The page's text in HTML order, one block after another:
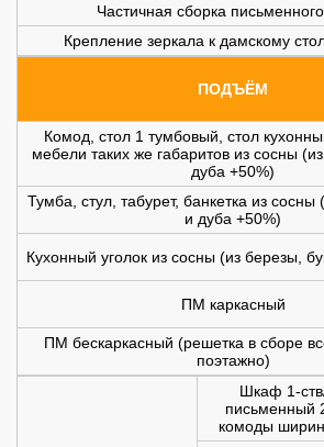
Частичная сборка
Крепление зеркала к дамскому
ПОДЪЁМ
Комод, стол 1 тумбовый, стол
мебели таких же габаритов из сосны
дуба +50%)
Тумба, стул, табурет, банкетка из сосны
и дуба +50%)
Кухонный уголок из сосны (из березы,
ПМ каркасный
ПМ бескаркасный (решетка в сборе
поэтажно)
Шкаф 1-
письменный
комоды